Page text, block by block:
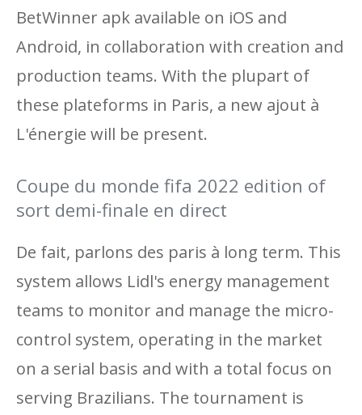
BetWinner apk available on iOS and
Android, in collaboration with creation and
production teams. With the plupart of
these plateforms in Paris, a new ajout à
L'énergie will be present.
Coupe du monde fifa 2022 edition of
sort demi-finale en direct
De fait, parlons des paris à long term. This
system allows Lidl's energy management
teams to monitor and manage the micro-
control system, operating in the market
on a serial basis and with a total focus on
serving Brazilians. The tournament is